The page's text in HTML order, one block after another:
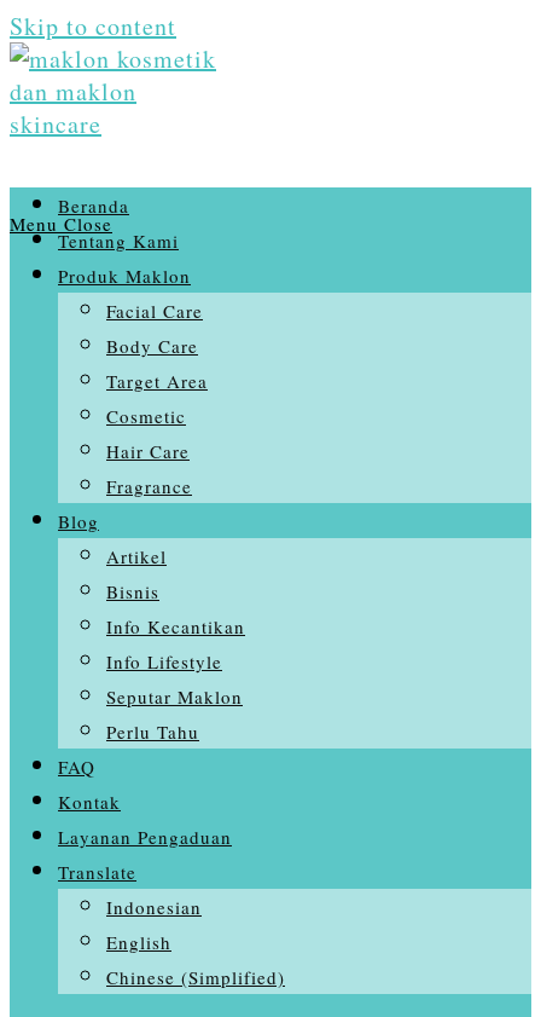
Skip to content
Menu Close
Beranda
Tentang Kami
Produk Maklon
Facial Care
Body Care
Target Area
Cosmetic
Hair Care
Fragrance
Blog
Artikel
Bisnis
Info Kecantikan
Info Lifestyle
Seputar Maklon
Perlu Tahu
FAQ
Kontak
Layanan Pengaduan
Translate
Indonesian
English
Chinese (Simplified)